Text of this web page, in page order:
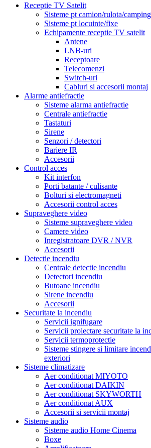
Receptie TV Satelit
Sisteme pt camion/rulota/camping
Sisteme pt locuinte/fixe
Echipamente receptie TV satelit
Antene
LNB-uri
Receptoare
Telecomenzi
Switch-uri
Cabluri si accesorii montaj
Alarme antiefractie
Sisteme alarma antiefractie
Centrale antiefractie
Tastaturi
Sirene
Senzori / detectori
Bariere IR
Accesorii
Control acces
Kit interfon
Porti batante / culisante
Bolturi si electromagneti
Accesorii control acces
Supraveghere video
Sisteme supraveghere video
Camere video
Inregistratoare DVR / NVR
Accesorii
Detectie incendiu
Centrale detectie incendiu
Detectori incendiu
Butoane incendiu
Sirene incendiu
Accesorii
Securitate la incendiu
Servicii ignifugare
Servicii proiectare securitate la
Servicii termoprotectie
Sisteme stingere si limitare
exteriori
Sisteme climatizare
Aer conditionat MIYOTO
Aer conditionat DAIKIN
Aer conditionat SKYWORTH
Aer conditionat AUX
Accesorii si servicii montaj
Sisteme audio
Sisteme audio Home Cinema
Boxe